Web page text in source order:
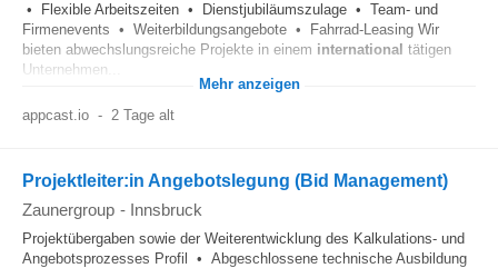
• Flexible Arbeitszeiten • Dienstjubiläumszulage • Team- und
Firmenevents • Weiterbildungsangebote • Fahrrad-Leasing Wir
bieten abwechslungsreiche Projekte in einem international tätigen
Unternehmen...
Mehr anzeigen
appcast.io - 2 Tage alt
Projektleiter:in Angebotslegung (Bid Management)
Zaunergroup - Innsbruck
Projektübergaben sowie der Weiterentwicklung des Kalkulations- und
Angebotsprozesses Profil • Abgeschlossene technische Ausbildung